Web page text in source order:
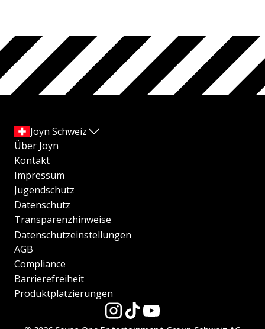
Joyn Schweiz
Über Joyn
Kontakt
Impressum
Jugendschutz
Datenschutz
Transparenzhinweise
Datenschutzeinstellungen
AGB
Compliance
Barrierefreiheit
Produktplatzierungen